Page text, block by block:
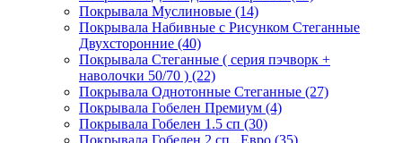
Покрывала Муслиновые (14)
Покрывала Набивные с Рисунком Стеганные
Двухсторонние (40)
Покрывала Стеганные ( серия пэчворк +
наволочки 50/70 ) (22)
Покрывала Однотонные Стеганные (27)
Покрывала Гобелен Премиум (4)
Покрывала Гобелен 1.5 сп (30)
Покрывала Гобелен 2 сп , Евро (35)